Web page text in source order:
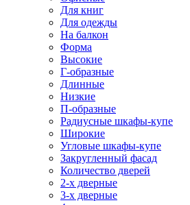
Для книг
Для одежды
На балкон
Форма
Высокие
Г-образные
Длинные
Низкие
П-образные
Радиусные шкафы-купе
Широкие
Угловые шкафы-купе
Закругленный фасад
Количество дверей
2-х дверные
3-х дверные